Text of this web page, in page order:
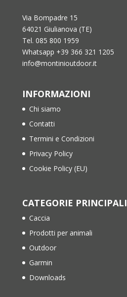
Via Bompadre 15
64021 Giulianova (TE)
Tel. 085 800 1959
Whatsapp +39 366 321 1205
info@montinioutdoor.it
INFORMAZIONI
Chi siamo
Contatti
Termini e Condizioni
Privacy Policy
Cookie Policy (EU)
CATEGORIE PRINCIPALI
Caccia
Prodotti per animali
Outdoor
Garmin
Downloads